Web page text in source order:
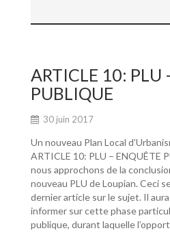
e
o
o
k
itt ta
er
ARTICLE 10: PLU
PUBLIQUE
30 juin 2017
Un nouveau Plan Local
ARTICLE 10: PLU – ENQUÊTE
nous approchons de la
nouveau PLU de Loupian. Ceci
dernier article sur le sujet. Il
informer sur cette phase
publique, durant laquelle